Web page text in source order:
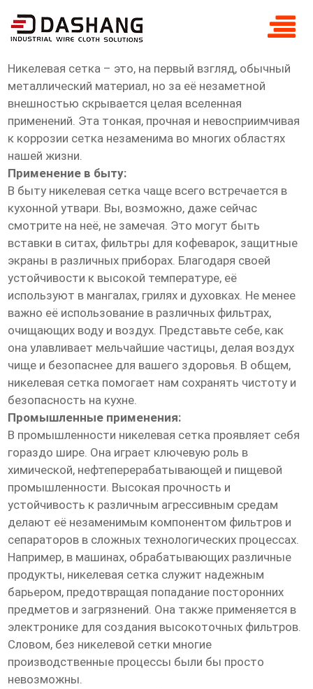
известный никелевая сетка
Никелевая сетка – это, на первый взгляд, обычный
металлический материал, но за её незаметной
внешностью скрывается целая вселенная
применений. Эта тонкая, прочная и невосприимчивая
к коррозии сетка незаменима во многих областях
нашей жизни.
Применение в быту:
В быту никелевая сетка чаще всего встречается в
кухонной утвари. Вы, возможно, даже сейчас
смотрите на неё, не замечая. Это могут быть
вставки в ситах, фильтры для кофеварок, защитные
экраны в различных приборах. Благодаря своей
устойчивости к высокой температуре, её
используют в мангалах, грилях и духовках. Не менее
важно её использование в различных фильтрах,
очищающих воду и воздух. Представьте себе, как
она улавливает мельчайшие частицы, делая воздух
чище и безопаснее для вашего здоровья. В общем,
никелевая сетка помогает нам сохранять чистоту и
безопасность на кухне.
Промышленные применения:
В промышленности никелевая сетка проявляет себя
гораздо шире. Она играет ключевую роль в
химической, нефтеперерабатывающей и пищевой
промышленности. Высокая прочность и
устойчивость к различным агрессивным средам
делают её незаменимым компонентом фильтров и
сепараторов в сложных технологических процессах.
Например, в машинах, обрабатывающих различные
продукты, никелевая сетка служит надежным
барьером, предотвращая попадание посторонних
предметов и загрязнений. Она также применяется в
электронике для создания высокоточных фильтров.
Словом, без никелевой сетки многие
производственные процессы были бы просто
невозможны.